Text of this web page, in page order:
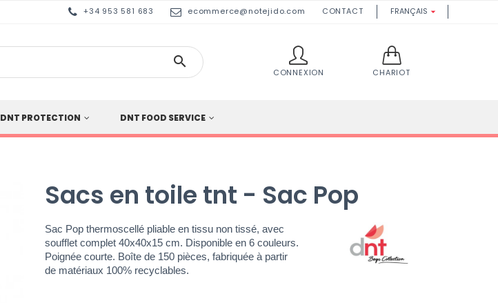
+34 953 581 683 ecommerce@notejido.com CONTACT FRANÇAIS 

CONNEXION CHARIOT
DNT PROTECTION DNT FOOD SERVICE
Sacs en toile tnt - Sac Pop
Sac Pop thermoscellé pliable en tissu non tissé, avec
soufflet complet 40x40x15 cm. Disponible en 6 couleurs.
Poignée courte. Boîte de 150 pièces, fabriquée à partir
de matériaux 100% recyclables.